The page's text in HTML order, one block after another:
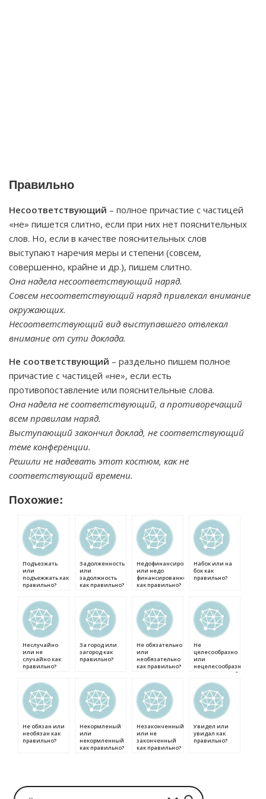
Правильно
Несоответствующий – полное причастие с частицей
«не» пишется слитно, если при них нет пояснительных
слов. Но, если в качестве пояснительных слов
выступают наречия меры и степени (совсем,
совершенно, крайне и др.), пишем слитно.
Она надела несоответствующий наряд.
Совсем несоответствующий наряд привлекал внимание
окружающих.
Несоответствующий вид выступавшего отвлекал
внимание от сути доклада.
Не соответствующий – раздельно пишем полное
причастие с частицей «не», если есть
противопоставление или пояснительные слова.
Она надела не соответствующий, а противоречащий
всем правилам наряд.
Выступающий закончил доклад, не соответствующий
теме конференции.
Решили не надевать этот костюм, как не
соответствующий времени.
Похожие:
Подъезжать
или
подъежжать как
правильно?
Задолженность
или
задолжность
как правильно?
Недофинансированность
или недо
финансированность
как правильно?
Набок или на
бок как
правильно?
Неслучайно
или не
случайно как
правильно?
За город или
загород как
правильно?
Не обязательно
или
необязательно
как правильно?
Не
целесообразно
или
нецелесообразно
как правильно?
Не обязан или
необязан как
правильно?
Некормленый
или
некормленный
как правильно?
Незаконченный
или не
законченный
как правильно?
Увидел или
увидал как
правильно?